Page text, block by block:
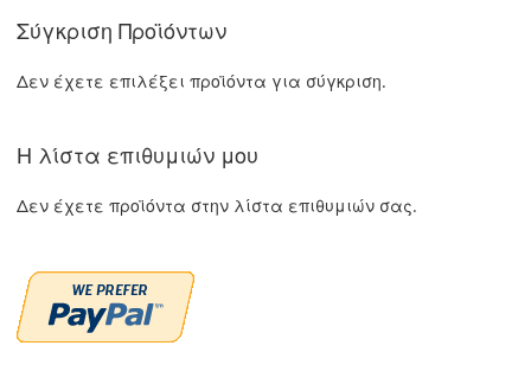
Σύγκριση Προϊόντων
Δεν έχετε επιλέξει προϊόντα για σύγκριση.
Η λίστα επιθυμιών μου
Δεν έχετε προϊόντα στην λίστα επιθυμιών σας.